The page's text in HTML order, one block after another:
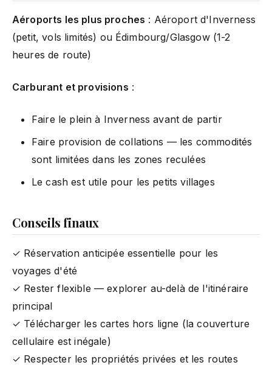
Aéroports les plus proches : Aéroport d'Inverness
(petit, vols limités) ou Édimbourg/Glasgow (1-2
heures de route)
Carburant et provisions :
Faire le plein à Inverness avant de partir
Faire provision de collations — les commodités
sont limitées dans les zones reculées
Le cash est utile pour les petits villages
Conseils finaux
✓ Réservation anticipée essentielle pour les
voyages d'été
✓ Rester flexible — explorer au-delà de l'itinéraire
principal
✓ Télécharger les cartes hors ligne (la couverture
cellulaire est inégale)
✓ Respecter les propriétés privées et les routes